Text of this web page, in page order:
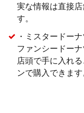
実な情報は直接
す。
・ミスタードー
ファンシードー
店頭で手に入れ
ンで購入できます